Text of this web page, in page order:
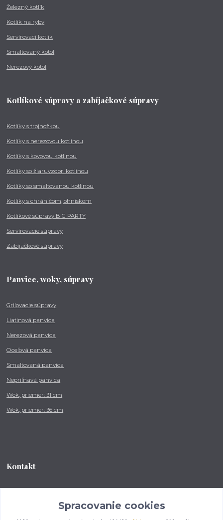
Železný kotlík
Kotlík na ryby
Servírovací kotlík
Smaltovaný kotol
Nerezový kotol
Kotlíkové súpravy a zabíjačkové súpravy
Kotlíky s trojnožkou
Kotlíky s nerezovou kotlinou
Kotlíky s kovovou kotlinou
Kotlíky so žiaruvzdor. kotlinou
Kotlíky so smaltovanou kotlinou
Kotlíky s chráničom, ohniskom
Kotlíkové súpravy BIG PARTY
Servírovacie súpravy
Zabíjačkové súpravy
Panvice, woky, súpravy
Grilovacie súpravy
Liatinová panvica
Nerezová panvica
Oceľová panvica
Smaltovaná panvica
Nepriľnavá panvica
Wok, priemer: 31 cm
Wok, priemer: 36 cm
Kontakt
od 8:00 - do 16:00 hodSpracovanie cookies